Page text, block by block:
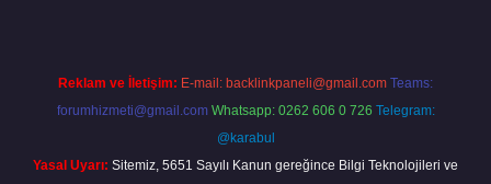
Reklam ve İletişim: E-mail: backlinkpaneli@gmail.com Teams:
forumhizmeti@gmail.com Whatsapp: 0262 606 0 726 Telegram:
@karabul
Yasal Uyarı: Sitemiz, 5651 Sayılı Kanun gereğince Bilgi Teknolojileri ve